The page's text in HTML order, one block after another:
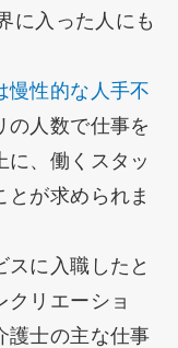
に入った人にも
慢性的な人手不
の人数で仕事を
に、働くスタッ
とが求められま
に入職したと
クリエーショ
護士の主な仕事